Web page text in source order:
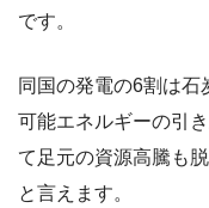
です。
同国の発電の6割は
可能エネルギーの引
て足元の資源高騰も
と言えます。